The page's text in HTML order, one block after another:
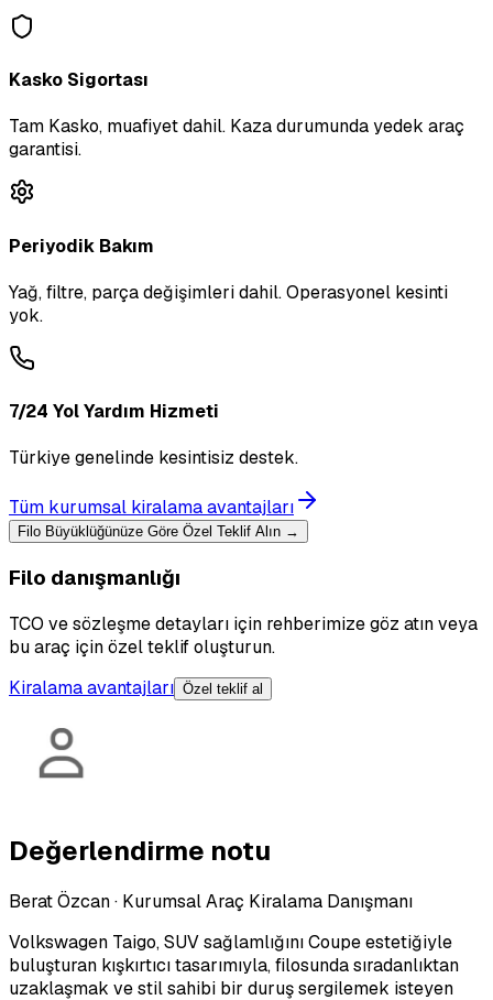
Kasko Sigortası
Tam Kasko, muafiyet dahil. Kaza durumunda yedek araç
garantisi.
Periyodik Bakım
Yağ, filtre, parça değişimleri dahil. Operasyonel kesinti
yok.
7/24 Yol Yardım Hizmeti
Türkiye genelinde kesintisiz destek.
Tüm kurumsal kiralama avantajları
Filo Büyüklüğünüze Göre Özel Teklif Alın →
Filo danışmanlığı
TCO ve sözleşme detayları için rehberimize göz atın veya
bu araç için özel teklif oluşturun.
Kiralama avantajları Özel teklif al
Değerlendirme notu
Berat Özcan· Kurumsal Araç Kiralama Danışmanı
Volkswagen Taigo, SUV sağlamlığını Coupe estetiğiyle
buluşturan kışkırtıcı tasarımıyla, filosunda sıradanlıktan
uzaklaşmak ve stil sahibi bir duruş sergilemek isteyen